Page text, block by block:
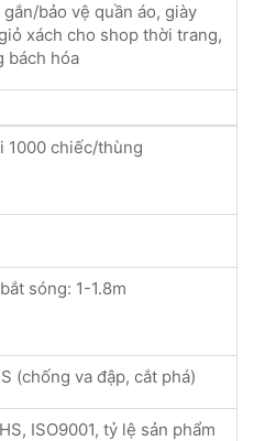
bảo vệ quần áo, giày
xách cho shop thời trang,
bách hóa
1000 chiếc/thùng
sóng: 1-1.8m
(chống va đập, cắt phá)
ISO9001, tỷ lệ sản phẩm